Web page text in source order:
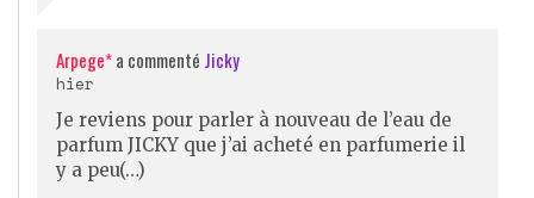
Arpege*a commenté Jicky
hier
Je reviens pour parler à nouveau de l’eau de
parfum JICKY que j’ai acheté en parfumerie il
y a peu(…)